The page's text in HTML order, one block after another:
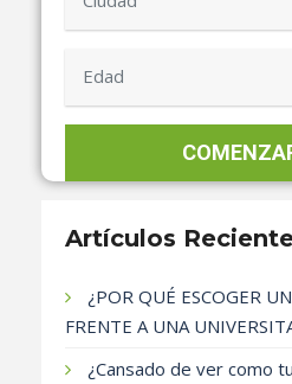
Artículos
¿POR QUÉ ESCOGER
FRENTE A UNA
¿Cansado de ver como